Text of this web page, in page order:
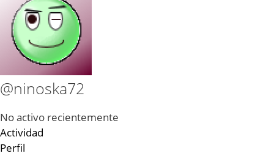
@ninoska72
No activo recientemente
Actividad
Perfil